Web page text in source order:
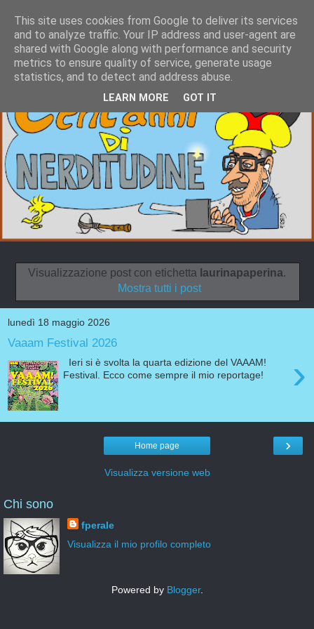
Visualizzazione post con etichetta laurinapaperina.
Mostra tutti i post
lunedì 18 maggio 2026
Vaaam Festival 2026
›
Ieri si è svolta la quarta edizione del VAAAM!
Festival. Ecco come sempre il mio reportage!
›
Home page
Visualizza versione web
Chi sono
fperale
Visualizza il mio profilo completo
Powered by Blogger.
This site uses cookies from Google to deliver its services
and to analyze traffic. Your IP address and user-agent are
shared with Google along with performance and security
metrics to ensure quality of service, generate usage
statistics, and to detect and address abuse.
LEARN MORE GOT IT